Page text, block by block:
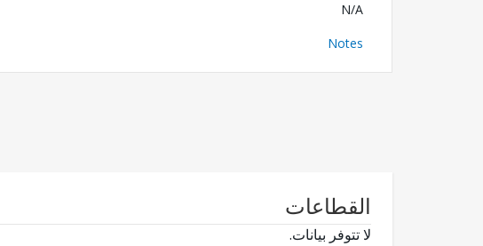
N/A
Notes
القطاعات
لا تتوفر بيانات.